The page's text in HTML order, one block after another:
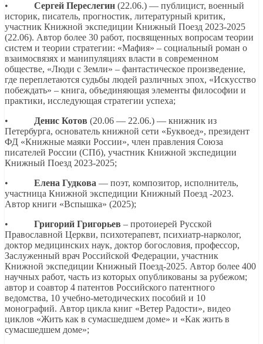
• Сергей Переслегин (22.06.) — публицист, военный
историк, писатель, прогностик, литературный критик,
участник Книжной экспедиции Книжный Поезд 2023-2025
(22.06). Автор более 30 работ, посвященных вопросам теории
систем и теории стратегии: «Мафия» – социальный роман о
взаимосвязях и манипуляциях власти в современном
обществе, «Люди с Земли» – фантастическое произведение,
где переплетаются судьбы людей различных эпох, «Искусство
побеждать» – книга, объединяющая элементы философии и
практики, исследующая стратегии успеха;
•
Денис Котов (20.06 — 22.06.) — книжник из
Петербурга, основатель книжной сети «Буквоед», президент
ФД «Книжные маяки России», член правления Союза
писателей России (СПб), участник Книжной экспедиции
Книжный Поезд 2023-2025;
• Елена Гудкова — поэт, композитор, исполнитель,
участница Книжной экспедиции Книжный Поезд -2023.
Автор книги «Вспышка» (2025);
• Григорий Григорьев – протоиерей Русской
Православной Церкви, психотерапевт, психиатр-нарколог,
доктор медицинских наук, доктор богословия, профессор,
Заслуженный врач Российской Федерации, участник
Книжной экспедиции Книжный Поезд-2025. Автор более 400
научных работ, часть из которых опубликованы за рубежом;
автор и соавтор 4 патентов Российского патентного
ведомства, 10 учебно-методических пособий и 10
монографий. Автор цикла книг «Ветер Радости», видео
циклов «Жить как в сумасшедшем доме» и «Как жить в
сумасшедшем доме»;